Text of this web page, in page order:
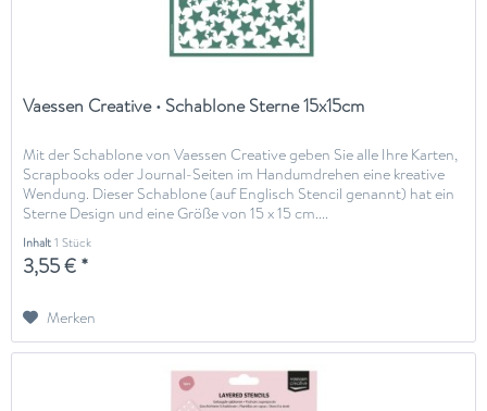
Vaessen Creative • Schablone Sterne 15x15cm
Mit der Schablone von Vaessen Creative geben Sie alle Ihre Karten,
Scrapbooks oder Journal-Seiten im Handumdrehen eine kreative
Wendung. Dieser Schablone (auf Englisch Stencil genannt) hat ein
Sterne Design und eine Größe von 15 x 15 cm....
Inhalt1 Stück
3,55 € *
Merken